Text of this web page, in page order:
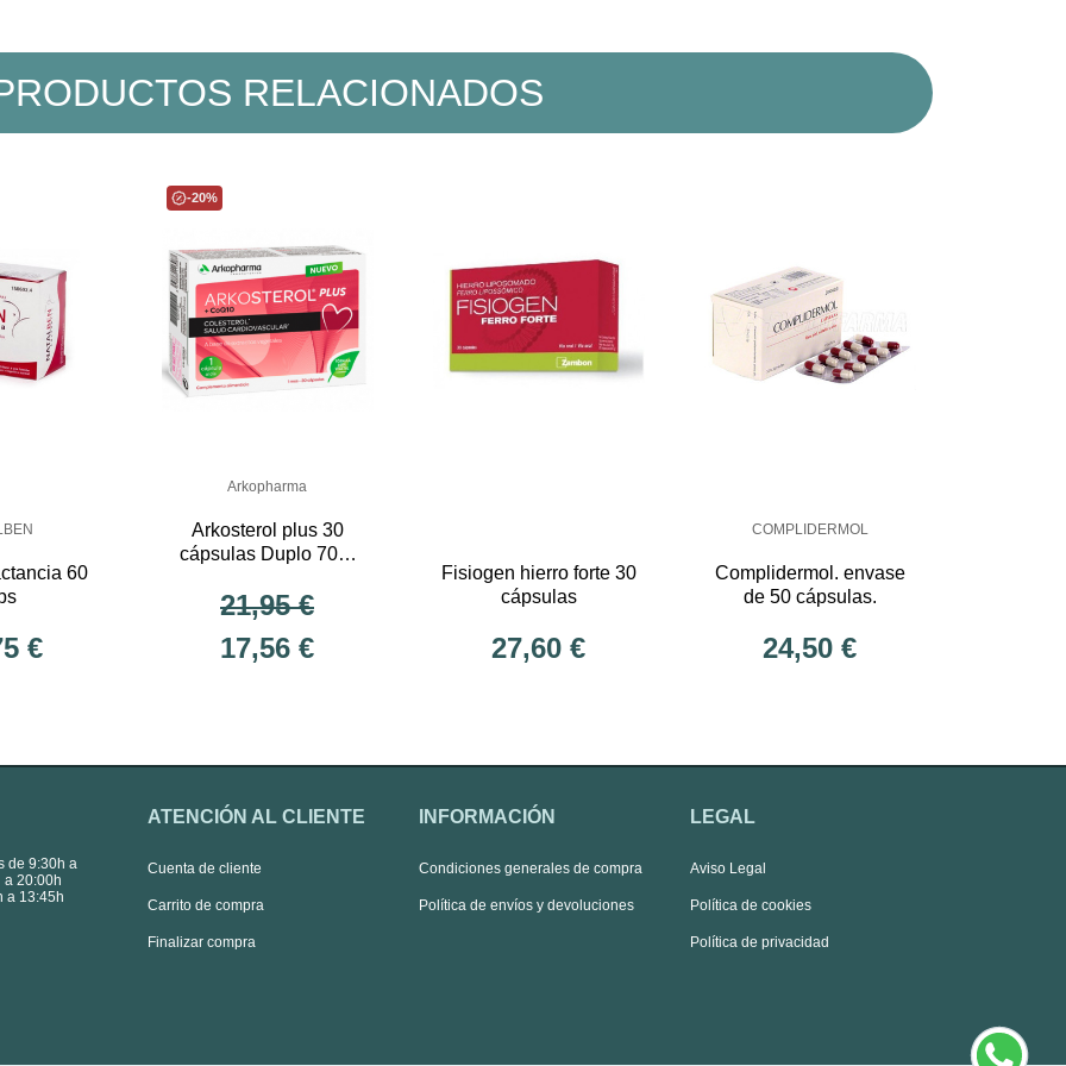
RELACIONADOS
60
€
-20%
Arkopharma
Arkosterol plus 30
cápsulas Duplo 70%
17,56 €
21,95 €
Fisiogen hierro forte 30
cápsulas
27,60 €
COMPLIDERMOL
Complidermol. envase
de 50 cápsulas.
24,50 €
de 9:30h a
a 20:00h
a 13:45h
ATENCIÓN AL CLIENTE
Cuenta de cliente
Carrito de compra
Finalizar compra
INFORMACIÓN
Condiciones generales de compra
Política de envíos y devoluciones
LEGAL
Aviso Legal
Política de cookies
Política de privacidad